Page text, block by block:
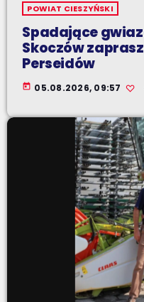
POWIAT CIESZYŃSKI
Spadające
Skoczów
Perseidów
today 05.08.2026, 09:57